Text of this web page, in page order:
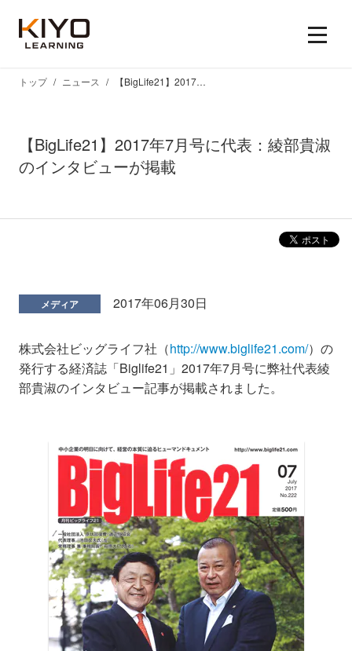
【BigLife21】2017年7月号に代表：綾部貴淑
のインタビューが掲載
トップ ニュース 【BigLife21】2017年7月号に代表：綾部貴淑のインタビューが掲載
メディア 2017年06月30日
株式会社ビッグライフ社（http://www.biglife21.com/）の
発行する経済誌「Biglife21」2017年7月号に弊社代表綾
部貴淑のインタビュー記事が掲載されました。